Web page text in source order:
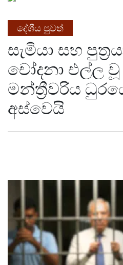
දේශීය පුවත්
සැමියා සහ
චෝදනා එල්ල වූ
මන්ත්‍රීවරිය
අස්වෙයි